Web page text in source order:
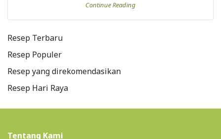
Continue Reading
Resep Terbaru
Resep Populer
Resep yang direkomendasikan
Resep Hari Raya
Tentang Kami